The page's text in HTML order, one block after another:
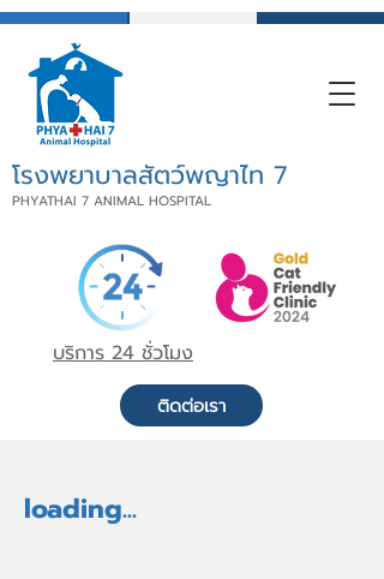
โรงพยาบาลสัตว์พญาไท 7
PHYATHAI 7 ANIMAL HOSPITAL
บริการ 24 ชั่วโมง
ติดต่อเรา
loading...